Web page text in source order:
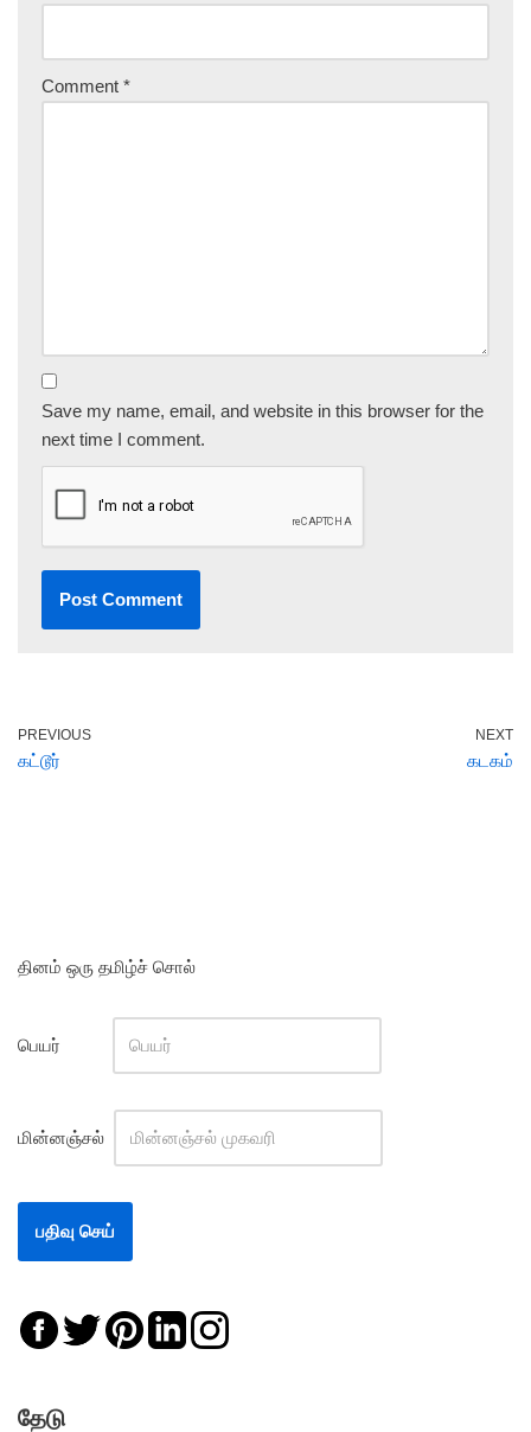
Comment *
Save my name, email, and website in this browser for the
next time I comment.
PREVIOUS
கட்டூர்
NEXT
கடகம்
தினம் ஒரு தமிழ்ச் சொல்
பெயர்
மின்னஞ்சல்
தேடு